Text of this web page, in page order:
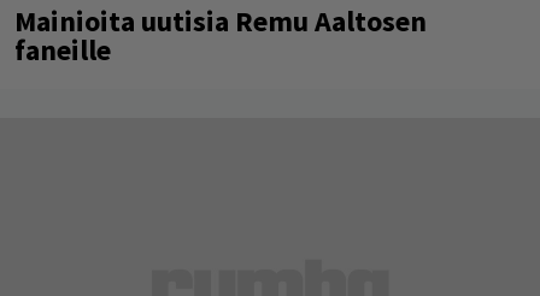
Mainioita uutisia Remu Aaltosen
faneille